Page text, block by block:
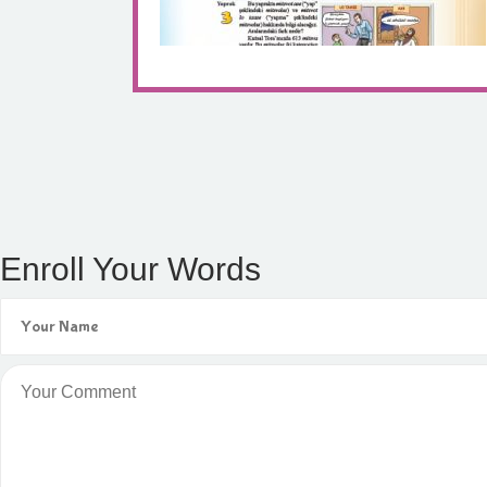
Enroll Your Words